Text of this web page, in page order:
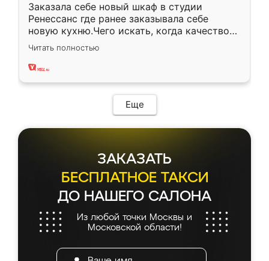
Заказала себе новый шкаф в студии
Ренессанс где ранее заказывала себе
новую кухню.Чего искать, когда качеством
вполне довольна. Служит кухня уже почти
два года, нареканий нет.
Читать полностью
Еще
ЗАКАЗАТЬ
БЕСПЛАТНОЕ ТАКСИ
ДО НАШЕГО САЛОНА
Из любой точки Москвы и
Московской области!